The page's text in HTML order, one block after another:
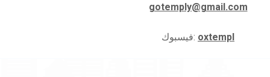
gotemply@gmail.com
فيسبوك: oxtempl